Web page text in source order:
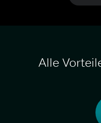
Alle